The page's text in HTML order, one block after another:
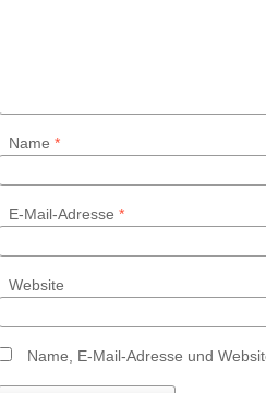
Name *
E-Mail-Adresse *
Website
Name, E-Mail-Adresse und